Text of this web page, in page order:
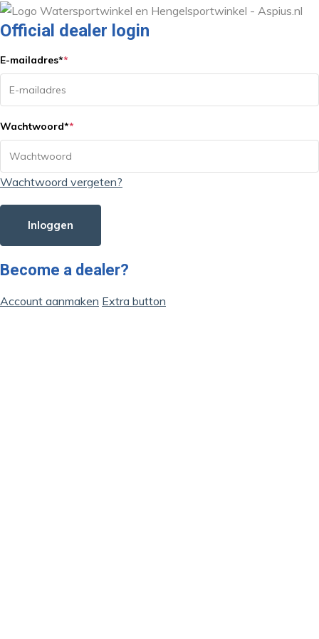
Official dealer login
E-mailadres**
Wachtwoord**
Wachtwoord vergeten?
Inloggen
Become a dealer?
Account aanmaken Extra button